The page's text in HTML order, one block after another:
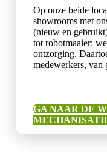
Op onze beide
showrooms met
(nieuw en
tot robotmaaier:
ontzorging.
medewerkers, van
GA NAAR DE